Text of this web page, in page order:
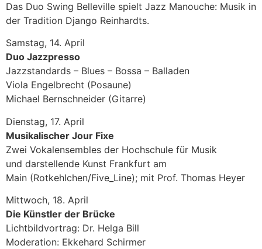
Das Duo Swing Belleville spielt Jazz Manouche: Musik in
der Tradition Django Reinhardts.
Samstag, 14. April
Duo Jazzpresso
Jazzstandards – Blues – Bossa – Balladen
Viola Engelbrecht (Posaune)
Michael Bernschneider (Gitarre)
Dienstag, 17. April
Musikalischer Jour Fixe
Zwei Vokalensembles der Hochschule für Musik
und darstellende Kunst Frankfurt am
Main (Rotkehlchen/Five_Line); mit Prof. Thomas Heyer
Mittwoch, 18. April
Die Künstler der Brücke
Lichtbildvortrag: Dr. Helga Bill
Moderation: Ekkehard Schirmer